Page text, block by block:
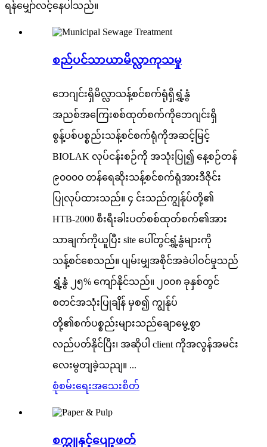
ရန်မျှော်လင့်နေပါသည်။
စည်ပင်သာယာမိလ္လာကုသမှု
ဘေဂျင်းရှိမိလ္လာသန့်စင်စက်ရုံရှိရွှံ့နွံ
အညစ်အကြေးစစ်ထုတ်စက်ကိုဘေဂျင်းရှိ
စွန့်ပစ်ပစ္စည်းသန့်စင်စက်ရုံကိုအဆင့်မြင့်
BIOLAK လုပ်ငန်းစဉ်ကို အသုံးပြု၍ နေ့စဉ်တန်
၉၀၀၀၀ တန်ရေဆိုးသန့်စင်စက်ရုံအားဒီဇိုင်း
ပြုလုပ်ထားသည်။ ၄ င်းသည်ကျွန်ုပ်တို့၏
HTB-2000 စီးရီးခါးပတ်စစ်ထုတ်စက်၏အား
သာချက်ကိုယူပြီး site ပေါ်တွင်ရွှံ့နွံများကို
သန့်စင်စေသည်။ ပျမ်းမျှအစိုင်အခဲပါဝင်မှုသည်
ရွှံ့နွံ ၂၅% ကျော်နိုင်သည်။ ၂၀၀၈ ခုနှစ်တွင်
စတင်အသုံးပြုချိန် မှစ၍ ကျွန်ုပ်
တို့၏စက်ပစ္စည်းများသည်ချောမွေ့စွာ
လည်ပတ်နိုင်ပြီး၊ အဆိုပါ client ကိုအလွန်အမင်း
လေးမွတျခဲ့သညျ။ ...
စုံစမ်းရေးအသေးစိတ်
စက္ကူနှင့်ပျော့ဖတ်